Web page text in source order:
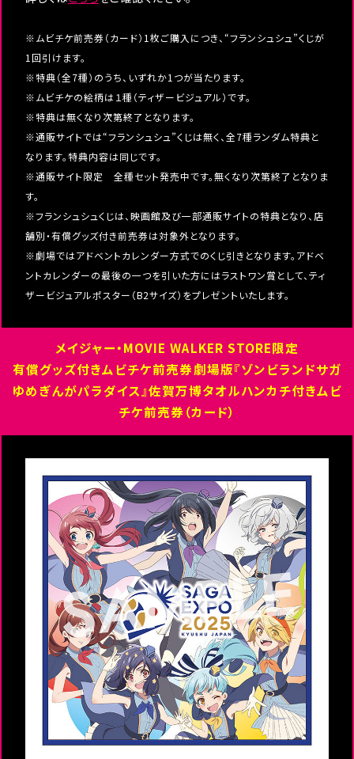
※ムビチケ前売券（カード）1枚ご購入につき、“フランシュシュ”くじが
1回引けます。
※特典（全7種）のうち、いずれか1つが当たります。
※ムビチケの絵柄は１種（ティザービジュアル）です。
※特典は無くなり次第終了となります。
※通販サイトでは“フランシュシュ”くじは無く、全7種ランダム特典と
なります。特典内容は同じです。
※通販サイト限定 全種セット発売中です。無くなり次第終了となりま
す。
※フランシュシュくじは、映画館及び一部通販サイトの特典となり、店
舗別・有償グッズ付き前売券は対象外となります。
※劇場ではアドベントカレンダー方式でのくじ引きとなります。アドベ
ントカレンダーの最後の一つを引いた方にはラストワン賞として、ティ
ザービジュアルポスター（B2サイズ）をプレゼントいたします。
メイジャー・MOVIE WALKER STORE限定
有償グッズ付きムビチケ前売券劇場版『ゾンビランドサガ
ゆめぎんがパラダイス』佐賀万博タオルハンカチ付きムビ
チケ前売券（カード）